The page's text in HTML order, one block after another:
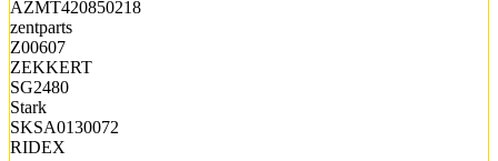
AZMT420850218
zentparts
Z00607
ZEKKERT
SG2480
Stark
SKSA0130072
RIDEX